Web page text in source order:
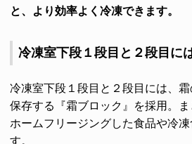
と、より効率よく冷凍できます。
冷凍室下段１段目と２段目に
冷凍室下段１段目と２段目には、
保存する『霜ブロック』を採用。ま
ホームフリージングした食品や冷
す。